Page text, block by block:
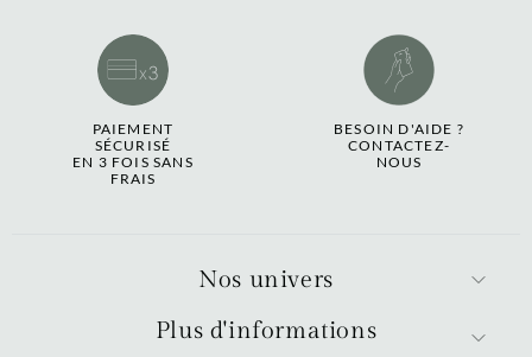
PAIEMENT
SÉCURISÉ
EN 3 FOIS SANS
FRAIS
BESOIN D'AIDE ?
CONTACTEZ-
NOUS
Nos univers
Plus d'informations